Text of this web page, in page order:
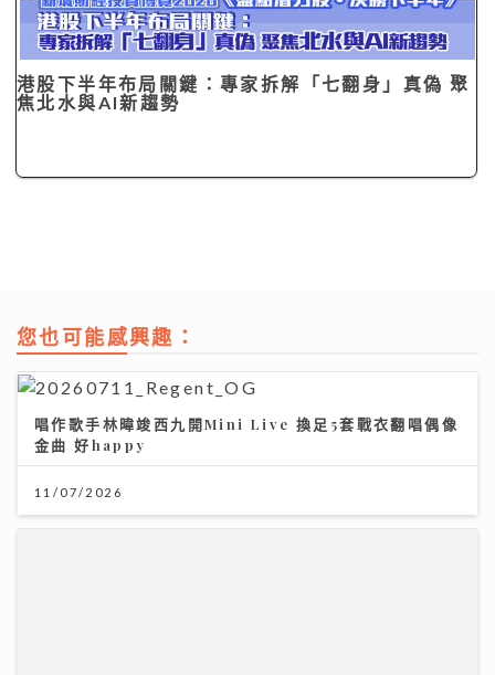
港股下半年布局關鍵：專家拆解「七翻身」真偽 聚
焦北水與AI新趨勢
您也可能感興趣：
唱作歌手林暐竣西九開Mini Live 換足5套戰衣翻唱偶像
金曲 好happy
11/07/2026